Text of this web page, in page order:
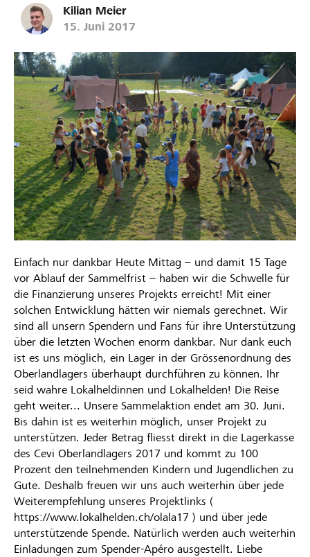
Kilian Meier
15. Juni 2017
Einfach nur dankbar Heute Mittag – und damit 15 Tage
vor Ablauf der Sammelfrist – haben wir die Schwelle für
die Finanzierung unseres Projekts erreicht! Mit einer
solchen Entwicklung hätten wir niemals gerechnet. Wir
sind all unsern Spendern und Fans für ihre Unterstützung
über die letzten Wochen enorm dankbar. Nur dank euch
ist es uns möglich, ein Lager in der Grössenordnung des
Oberlandlagers überhaupt durchführen zu können. Ihr
seid wahre Lokalheldinnen und Lokalhelden! Die Reise
geht weiter... Unsere Sammelaktion endet am 30. Juni.
Bis dahin ist es weiterhin möglich, unser Projekt zu
unterstützen. Jeder Betrag fliesst direkt in die Lagerkasse
des Cevi Oberlandlagers 2017 und kommt zu 100
Prozent den teilnehmenden Kindern und Jugendlichen zu
Gute. Deshalb freuen wir uns auch weiterhin über jede
Weiterempfehlung unseres Projektlinks (
https://www.lokalhelden.ch/olala17 ) und über jede
unterstützende Spende. Natürlich werden auch weiterhin
Einladungen zum Spender-Apéro ausgestellt. Liebe